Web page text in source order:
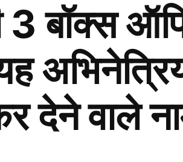
3 बॉक्स
देने वाले